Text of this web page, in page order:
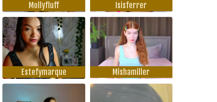
Mollyfluff Isisferrer
Estefymarque Mishamiller